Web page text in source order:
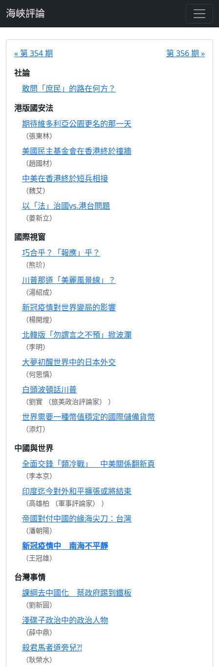
海峽評論
« 第 354 期
第 356 期 »
社論
敢問「庶民」的路在何方？
港版國安法
期待維多利亞公園更名的那一天
（張東林）
美國民主基金會在香港終於撞牆
（趙國材）
中美在香港終於短兵相接
（魏艾）
以「法」治國vs.港台問題
（姜新立）
國際視窗
巧合乎？「報應」乎？
（熊玠）
川普那道「美麗風景線」？
（湯紹成）
新冠疫情對世界變局的影響
（楊開煌）
北韓版「勿謂言之不預」掀波瀾
（李明）
大夢初醒世界中的日本外交
（何思慎）
白頭波頓話川普
（劉實 （旅美政治評論家） ）
世界需要一種幣值穩定的國際儲備貨幣
（添灯）
中國與世界
全面交鋒「類冷戰」 中美關係翻新頁
（李本京）
印度迄今對外和平擴張或將結束
（高雄柏 （軍事評論家） ）
帝國對付中國的緣海尖刀：台灣
（潘朝陽）
新冠疫情中 南海不平靜
（王冠雄）
台灣事情
課綱去中國化 蔡政府踢到鐵板
（劉新圓）
淺碟子政治中的政治人物
（薛中鼎）
殺君馬者道旁兒?!
（耿榮水）